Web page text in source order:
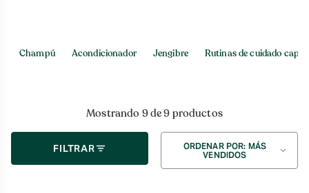
Champú Acondicionador Jengibre Rutinas de cuidado
Mostrando 9 de 9 productos
FILTRAR
Ordenar
por
ORDENAR POR: MÁS
VENDIDOS